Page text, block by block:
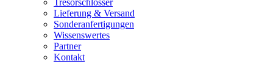
Tresorschlösser
Lieferung & Versand
Sonderanfertigungen
Wissenswertes
Partner
Kontakt